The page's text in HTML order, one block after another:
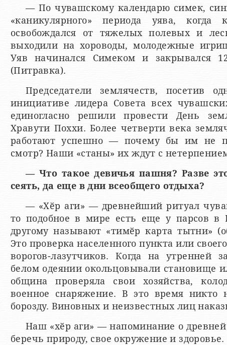
— По чувашскому календарю симек,
«каникулярного» периода уява,
освобождался от тяжелых полевых и
выходили на хороводы, молодежные
Уяв начинался Симеком и закрывался
(Питравка).
Председатели землячеств, посетив
инициативе лидера Совета всех
единогласно решили провести День
Хравути Поххи. Более четверти века
работают успешно — почему бы им не
смотр? Наши «станы» их ждут с
— Что такое девичья пашня? Разве
сеять, да еще в дни всеобщего отдыха?
— «Хӗр аги» — древнейший ритуал
то подобное в мире есть еще у парсов
другому называют «тимӗр карта тытни»
Это проверка населенного пункта или
ворогов-лазутчиков. Когда на утренней
белом одеянии окольцовывали становище
община проверяла свои хозяйства,
военное снаряжение. В это время никто
борозду. Виновных и неизвестных лиц
Наш «хӗр аги» — напоминание о
беречь природу, свое окружение и здоровье.